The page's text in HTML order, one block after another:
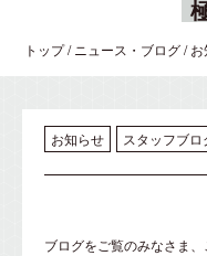
トップ/ ニュース・ブログ/
お知らせ スタッフブロ
ブログをご覧のみなさま